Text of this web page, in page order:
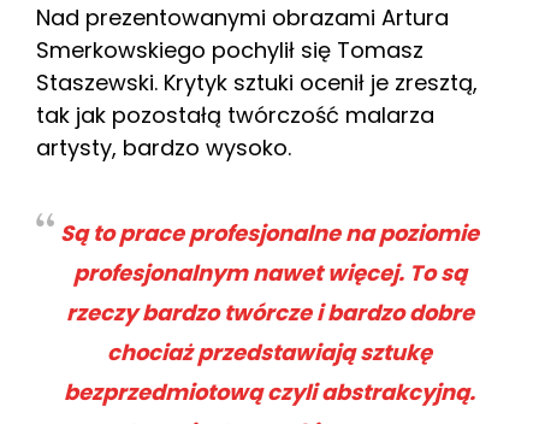
Nad prezentowanymi obrazami Artura
Smerkowskiego pochylił się Tomasz
Staszewski. Krytyk sztuki ocenił je zresztą,
tak jak pozostałą twórczość malarza
artysty, bardzo wysoko.
Są to prace profesjonalne na poziomie
profesjonalnym nawet więcej. To są
rzeczy bardzo twórcze i bardzo dobre
chociaż przedstawiają sztukę
bezprzedmiotową czyli abstrakcyjną.